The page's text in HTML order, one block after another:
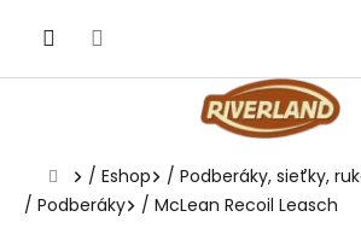
Domov
/ Eshop / Podberáky, sieťky,
/ Podberáky / McLean Recoil Leasch